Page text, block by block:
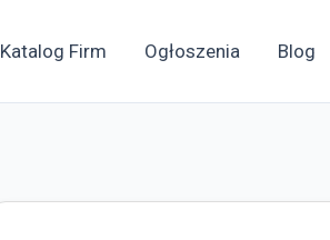
Katalog Firm Ogłoszenia Blog